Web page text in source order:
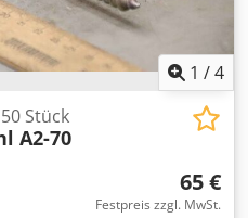
1 /4
Stück
A2-70
65 €
Festpreis zzgl. MwSt.